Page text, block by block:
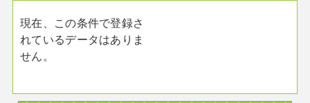
現在、この条件で登録さ
れているデータはありま
せん。